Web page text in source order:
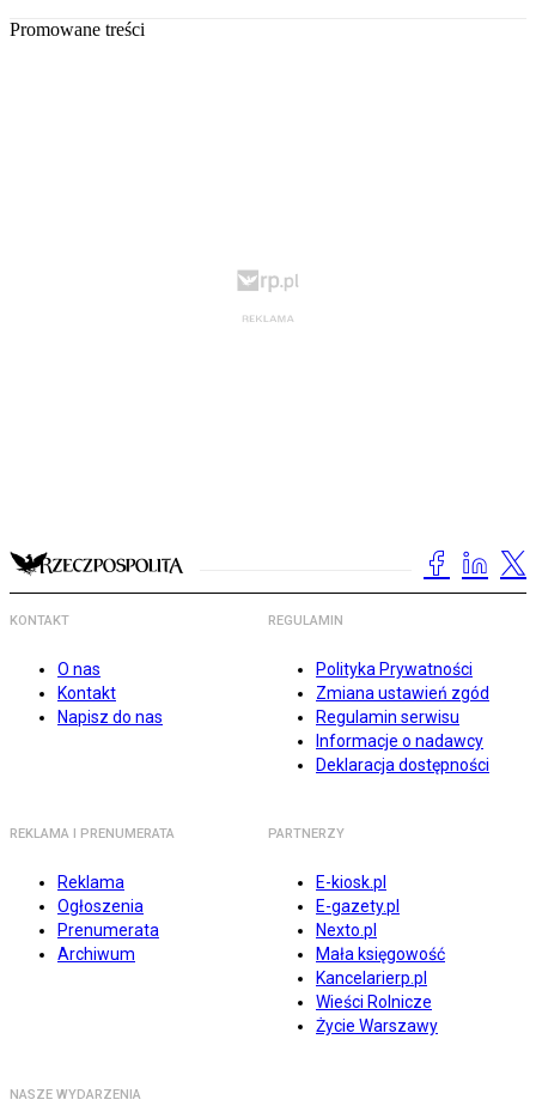
Promowane treści
KONTAKT
O nas
Kontakt
Napisz do nas
REGULAMIN
Polityka Prywatności
Zmiana ustawień zgód
Regulamin serwisu
Informacje o nadawcy
Deklaracja dostępności
REKLAMA I PRENUMERATA
Reklama
Ogłoszenia
Prenumerata
Archiwum
PARTNERZY
E-kiosk.pl
E-gazety.pl
Nexto.pl
Mała księgowość
Kancelarierp.pl
Wieści Rolnicze
Życie Warszawy
NASZE WYDARZENIA